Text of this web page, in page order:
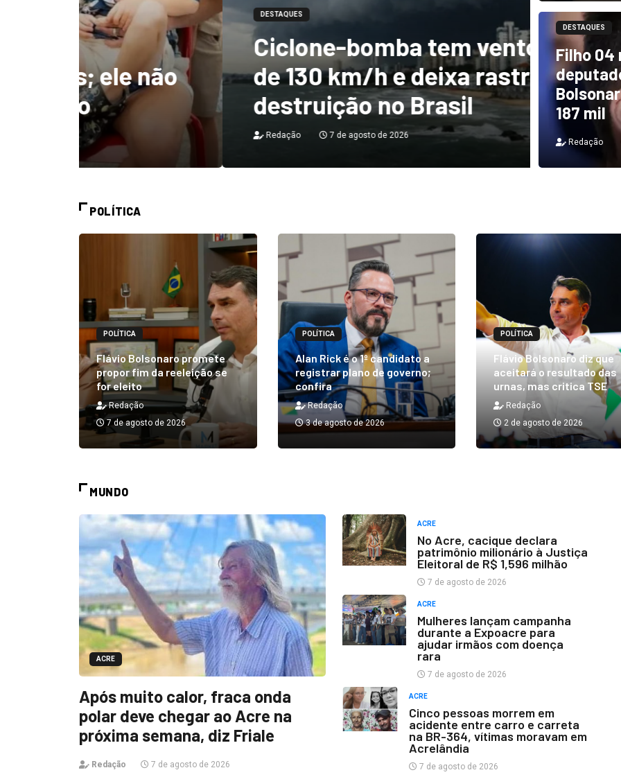
DESTAQUES
Ciclone-bomba tem ventos de mais
de 130 km/h e deixa rastro de
destruição no Brasil
7 de agosto de 2026
TCU
e PF
DESTAQUES
Filho 04
187 mil
Redação
POLÍTICA
POLÍTICA
Flávio Bolsonaro promete
propor fim da reeleição se
for eleito
Redação
7 de agosto de 2026
POLÍTICA
Alan Rick é o 1º candidato a
registrar plano de governo;
confira
Redação
3 de agosto de 2026
POLÍTICA
Flávio Bolsonaro diz que
aceitará o resultado das
urnas, mas critica TSE
Redação
2 de agosto de 2026
MUNDO
ACRE
Após muito calor, fraca onda
polar deve chegar ao Acre na
próxima semana, diz Friale
Redação 7 de agosto de 2026
ACRE
No Acre, cacique declara
patrimônio milionário à Justiça
Eleitoral de R$ 1,596 milhão
7 de agosto de 2026
ACRE
Mulheres lançam campanha
durante a Expoacre para
ajudar irmãos com doença
rara
7 de agosto de 2026
ACRE
Cinco pessoas morrem em
acidente entre carro e carreta
na BR-364, vítimas moravam em
Acrelândia
7 de agosto de 2026